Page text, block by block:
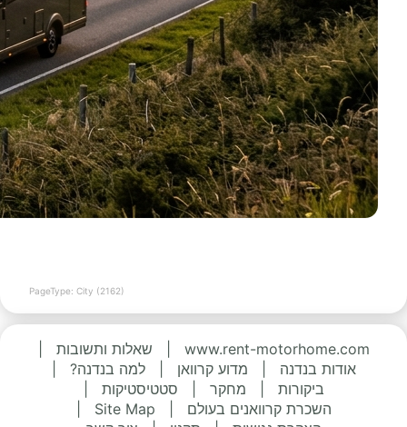
PageType: City (2162)
www.rent-motorhome.com שאלות ותשובות
אודות בנדנה
מדוע קרוואן למה בנדנה?
ביקורות
מחקר סטטיסטיקות
השכרת קרוואנים בעולם
Site Map